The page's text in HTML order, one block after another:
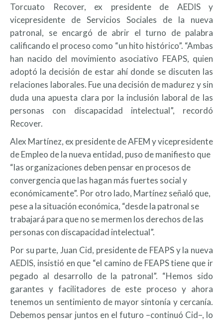
Torcuato Recover, ex presidente de AEDIS y
vicepresidente de Servicios Sociales de la nueva
patronal, se encargó de abrir el turno de palabra
calificando el proceso como “un hito histórico”. “Ambas
han nacido del movimiento asociativo FEAPS, quien
adoptó la decisión de estar ahí donde se discuten las
relaciones laborales. Fue una decisión de madurez y sin
duda una apuesta clara por la inclusión laboral de las
personas con discapacidad intelectual”, recordó
Recover.
Alex Martínez, ex presidente de AFEM y vicepresidente
de Empleo de la nueva entidad, puso de manifiesto que
“las organizaciones deben pensar en procesos de
convergencia que las hagan más fuertes social y
económicamente”. Por otro lado, Martínez señaló que,
pese a la situación económica, “desde la patronal se
trabajará para que no se mermen los derechos de las
personas con discapacidad intelectual”.
Por su parte, Juan Cid, presidente de FEAPS y la nueva
AEDIS, insistió en que “el camino de FEAPS tiene que ir
pegado al desarrollo de la patronal”. “Hemos sido
garantes y facilitadores de este proceso y ahora
tenemos un sentimiento de mayor sintonía y cercanía.
Debemos pensar juntos en el futuro –continuó Cid–, lo